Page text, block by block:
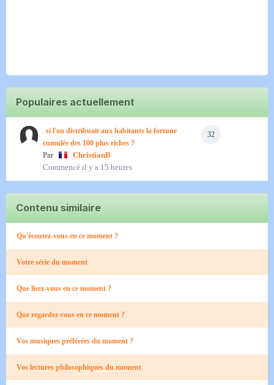
Populaires actuellement
32
si l'on distribuait aux habitants la fortune
cumulée des 100 plus riches ?
Par
ChristianB
Commencé il y a 15 heures
Contenu similaire
Qu'écoutez-vous en ce moment ?
Votre série du moment
Que lisez-vous en ce moment ?
Que regardez vous en ce moment ?
Vos musiques préférées du moment ?
Vos lectures philosophiques du moment